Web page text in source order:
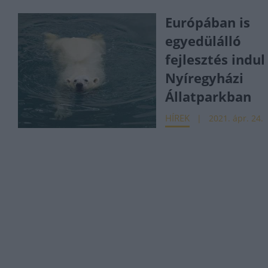
Európában is
egyedülálló
fejlesztés indul
Nyíregyházi
Állatparkban
HÍREK 2021. ápr. 24.